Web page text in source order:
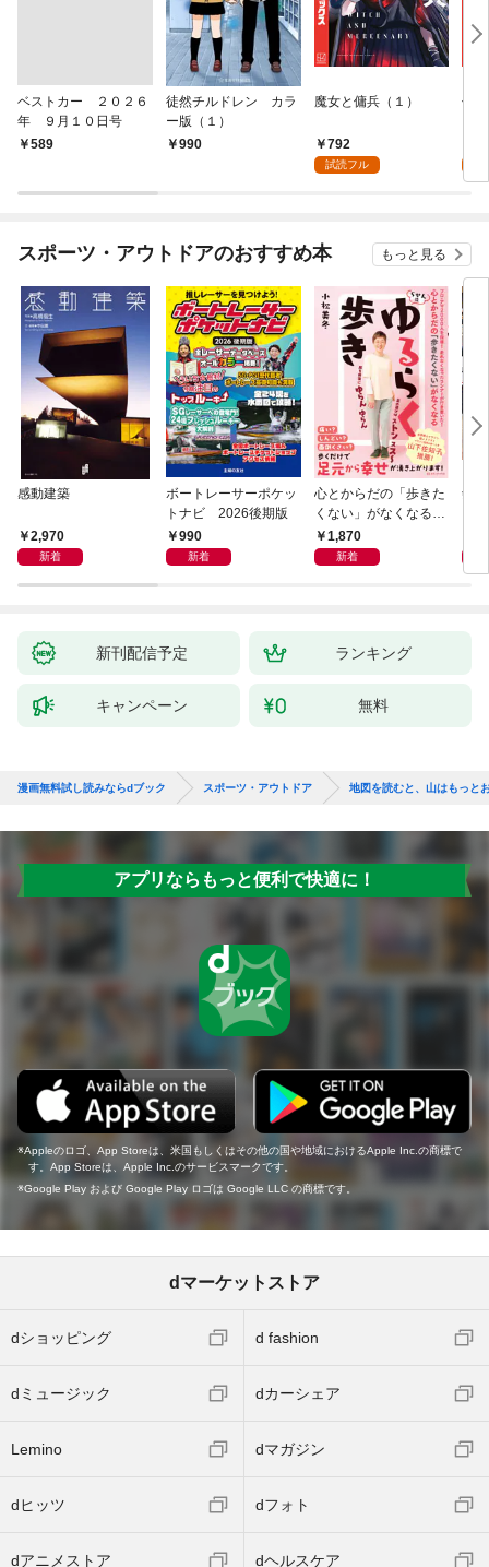
ベストカー ２０２６
年 ９月１０日号
￥589
徒然チルドレン カラ
ー版（１）
990
魔女と傭兵（１）
792
試読フル
信
ガ
９
『
（
スポーツ・アウトドアのおすすめ本 もっと見る
感動建築
2,970
新着
ボートレーサーポケッ
トナビ 2026後期版
990
新着
心とからだの「歩きた
くない」がなくなる
らせん流 ゆるらく歩
き
1,870
新着
剣
新刊配信予定 ランキング
キャンペーン 無料
漫画無料試し読みならdブック スポーツ・アウトドア 地図を読むと、山はもっ
アプリならもっと便利で快適に！
Appleのロゴ、App Storeは、米国もしくはその他の国や地域におけるApple Inc.の商標で
す。App Storeは、Apple Inc.のサービスマークです。
Google Play および Google Play ロゴは Google LLC の商標です。
dマーケットストア
dショッピング d fashion
dミュージック dカーシェア
Lemino dマガジン
dヒッツ dフォト
dアニメストア dヘルスケア